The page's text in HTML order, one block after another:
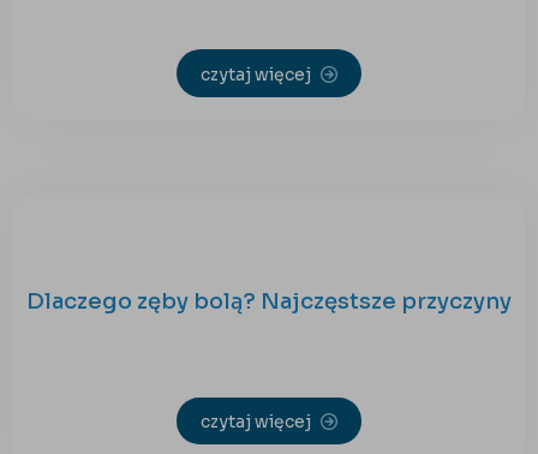
czytaj więcej
Dlaczego zęby bolą? Najczęstsze przyczyny
czytaj więcej